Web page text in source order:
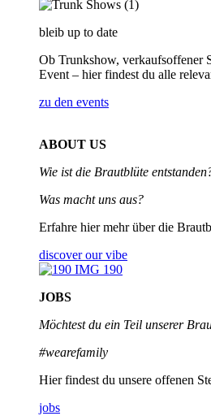
bleib up to date
Ob Trunkshow, verkaufsoffener
Event – hier findest du alle
zu den events
ABOUT US
Wie ist die Brautblüte
Was macht uns aus?
Erfahre hier mehr über die
discover our vibe
JOBS
Möchtest du ein Teil unserer
#wearefamily
Hier findest du unsere offenen
jobs